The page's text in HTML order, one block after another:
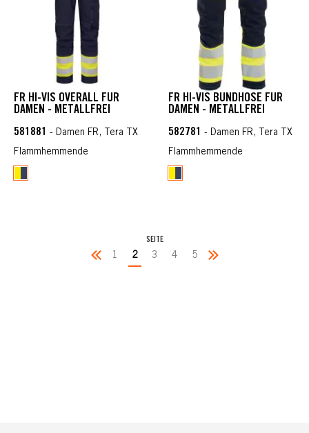
FR HI-VIS OVERALL FÜR
DAMEN - METALLFREI
581881 - Damen FR, Tera TX
Flammhemmende
FR HI-VIS BUNDHOSE FÜR
DAMEN - METALLFREI
582781 - Damen FR, Tera TX
Flammhemmende
SEITE
1 2 3 4 5